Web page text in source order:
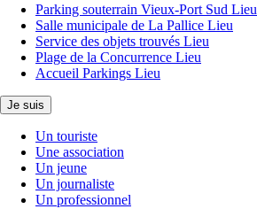
Parking souterrain Vieux-Port Sud Lieu
Salle municipale de La Pallice Lieu
Service des objets trouvés Lieu
Plage de la Concurrence Lieu
Accueil Parkings Lieu
Je suis
Un touriste
Une association
Un jeune
Un journaliste
Un professionnel